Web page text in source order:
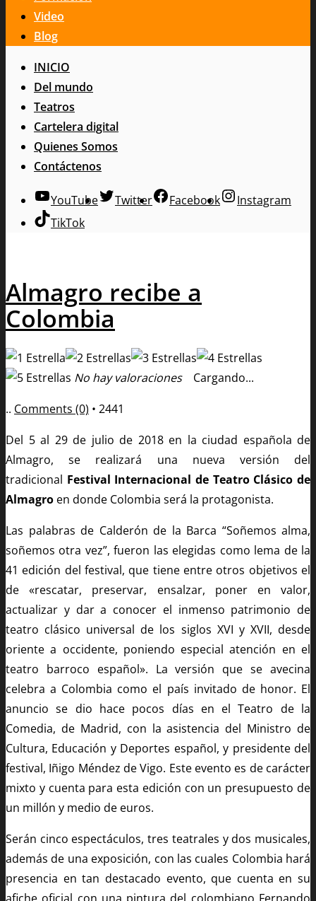
Video
Blog
INICIO
Del mundo
Teatros
Cartelera digital
Quienes Somos
Contáctenos
YouTube Twitter Facebook
Instagram
TikTok
Almagro recibe a
Colombia
No hay valoraciones
Cargando...
.. Comments (0) • 2441
Del 5 al 29 de julio de 2018 en la ciudad española de
Almagro, se realizará una nueva versión del
tradicional Festival Internacional de Teatro Clásico de
Almagro en donde Colombia será la protagonista.
Las palabras de Calderón de la Barca “Soñemos alma,
soñemos otra vez”, fueron las elegidas como lema de la
41 edición del festival, que tiene entre otros objetivos el
de «rescatar, preservar, ensalzar, poner en valor,
actualizar y dar a conocer el inmenso patrimonio de
teatro clásico universal de los siglos XVI y XVII, desde
oriente a occidente, poniendo especial atención en el
teatro barroco español». La versión que se avecina
celebra a Colombia como el país invitado de honor. El
anuncio se dio hace pocos días en el Teatro de la
Comedia, de Madrid, con la asistencia del Ministro de
Cultura, Educación y Deportes español, y presidente del
festival, Iñigo Méndez de Vigo. Este evento es de carácter
mixto y cuenta para esta edición con un presupuesto de
un millón y medio de euros.
Serán cinco espectáculos, tres teatrales y dos musicales,
además de una exposición, con las cuales Colombia hará
presencia en tan destacado evento, que cuenta en su